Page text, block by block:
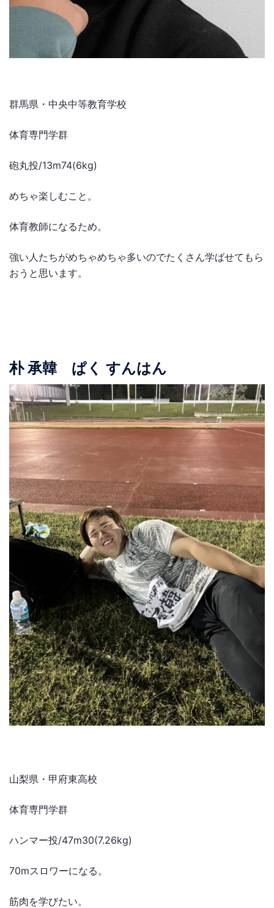
群馬県・中央中等教育学校
体育専門学群
砲丸投/13m74(6kg)
めちゃ楽しむこと。
体育教師になるため。
強い人たちがめちゃめちゃ多いのでたくさん学ばせてもら
おうと思います。
朴 承韓 ぱく すんはん
山梨県・甲府東高校
体育専門学群
ハンマー投/47m30(7.26kg)
70mスロワーになる。
筋肉を学びたい。